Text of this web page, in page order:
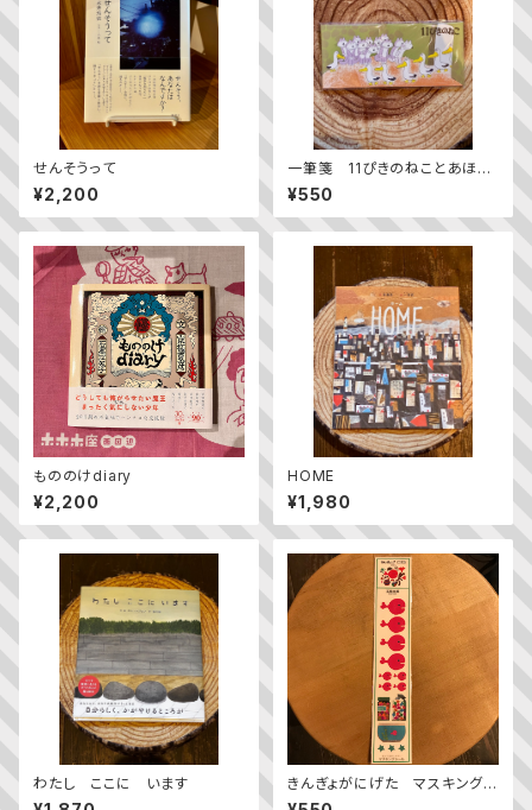
せんそうって
¥2,200
一筆箋 11ぴきのねことあほう
どり
¥550
もののけdiary
¥2,200
HOME
¥1,980
わたし ここに います
きんぎょがにげた マスキングシ
ール